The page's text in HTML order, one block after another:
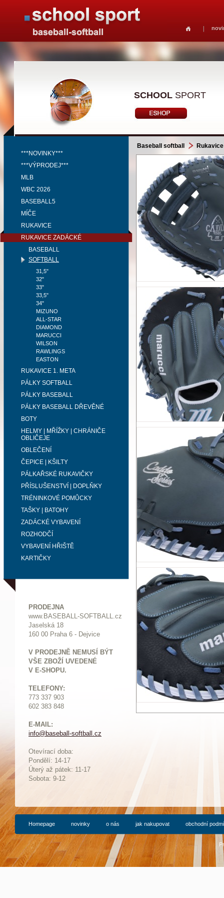
SCHOOL SPORT
***NOVINKY***
***VÝPRODEJ***
MLB
WBC 2026
BASEBALL5
MÍČE
RUKAVICE
RUKAVICE ZADÁCKÉ
BASEBALL
SOFTBALL
31,5"
32"
33"
33,5"
34"
MIZUNO
ALL-STAR
DIAMOND
MARUCCI
WILSON
RAWLINGS
EASTON
RUKAVICE 1. META
PÁLKY SOFTBALL
PÁLKY BASEBALL
PÁLKY BASEBALL DŘEVĚNÉ
BOTY
HELMY | MŘÍŽKY | CHRÁNIČE
OBLIČEJE
OBLEČENÍ
ČEPICE | KŠILTY
PÁLKAŘSKÉ RUKAVIČKY
PŘÍSLUŠENSTVÍ | DOPLŇKY
TRÉNINKOVÉ POMŮCKY
TAŠKY | BATOHY
ZADÁCKÉ VYBAVENÍ
ROZHODČÍ
VYBAVENÍ HŘIŠTĚ
KARTIČKY
PRODEJNA
www.BASEBALL-SOFTBALL.cz
Jaselská 18
160 00 Praha 6 - Dejvice
V PRODEJNĚ NEMUSÍ BÝT
VŠE ZBOŽÍ UVEDENÉ
V E-SHOPU.
TELEFONY:
773 337 903
602 383 848
E-MAIL:
info@baseball-softball.cz
Otevírací doba:
Pondělí: 14-17
Úterý až pátek: 11-17
Sobota: 9-12
Baseball softball
Homepage novinky o nás jak nakupovat obchodní